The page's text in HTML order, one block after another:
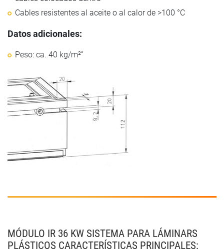
Cables resistentes al aceite o al calor de >100 °C
Datos adicionales:
Peso: ca. 40 kg/m²”
MÓDULO IR 36 KW SISTEMA PARA LÁMINARS
PLÁSTICOS CARACTERÍSTICAS PRINCIPALES: